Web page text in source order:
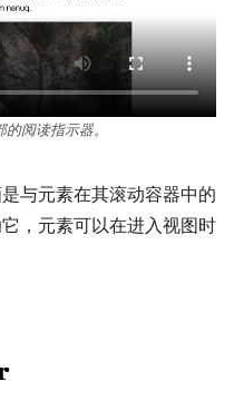
阅读指示器。
与元素在其滚动容器中的
，元素可以在进入视图时